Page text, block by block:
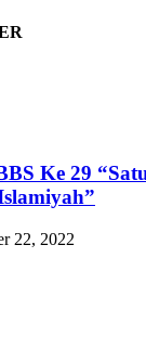
Ke 29
22, 2022